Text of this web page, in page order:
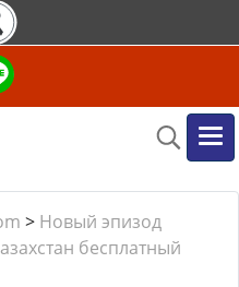
> Новый эпизод
бесплатный